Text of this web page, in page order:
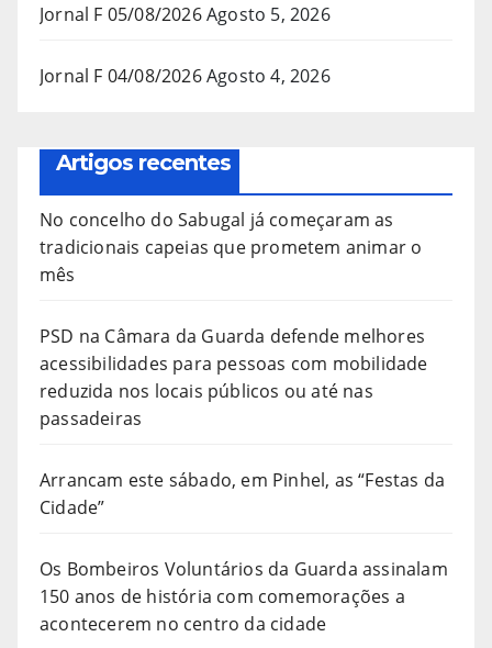
Jornal F 05/08/2026Agosto 5, 2026
Jornal F 04/08/2026Agosto 4, 2026
Artigos recentes
No concelho do Sabugal já começaram as
tradicionais capeias que prometem animar o
mês
PSD na Câmara da Guarda defende melhores
acessibilidades para pessoas com mobilidade
reduzida nos locais públicos ou até nas
passadeiras
Arrancam este sábado, em Pinhel, as “Festas da
Cidade”
Os Bombeiros Voluntários da Guarda assinalam
150 anos de história com comemorações a
acontecerem no centro da cidade